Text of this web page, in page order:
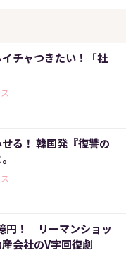
チャつきたい！「社
る！ 韓国発『復讐の
円！ リーマンショッ
会社のV字回復劇